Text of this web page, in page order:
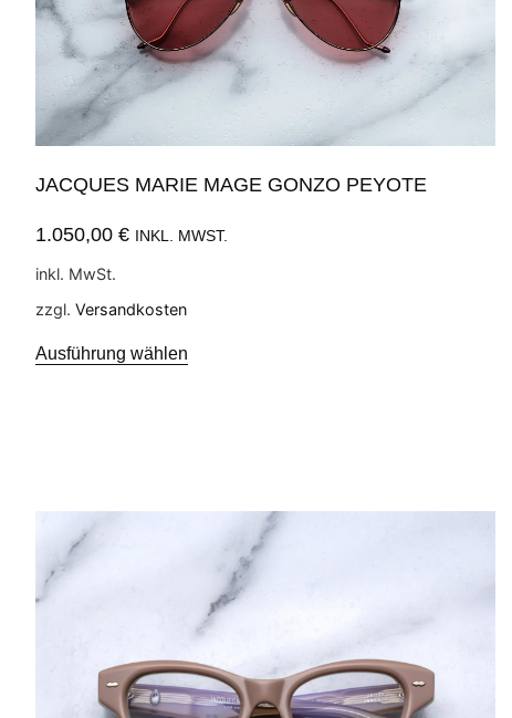
JACQUES MARIE MAGE GONZO PEYOTE
1.050,00 € INKL. MWST.
inkl. MwSt.
zzgl. Versandkosten
Ausführung wählen